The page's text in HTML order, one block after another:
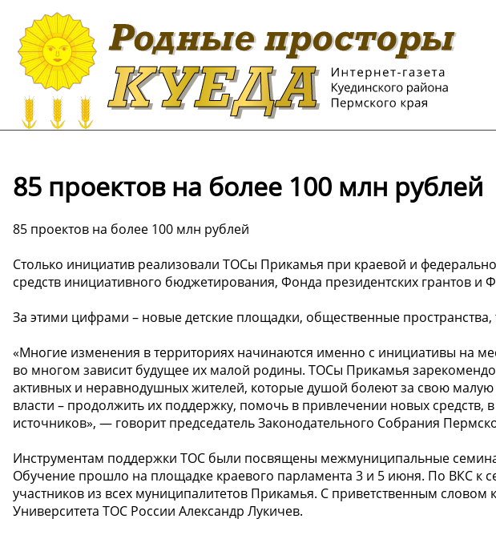
85 проектов на более 100 млн рублей
85 проектов на более 100 млн рублей
Столько инициатив реализовали ТОСы Прикамья при краевой и
средств инициативного бюджетирования, Фонда президентских грантов и
За этими цифрами – новые детские площадки, общественные пространства,
«Многие изменения в территориях начинаются именно с инициативы на
во многом зависит будущее их малой родины. ТОСы Прикамья
активных и неравнодушных жителей, которые душой болеют за свою малую
власти – продолжить их поддержку, помочь в привлечении новых средств,
источников», — говорит председатель Законодательного Собрания
Инструментам поддержки ТОС были посвящены межмуниципальные
Обучение прошло на площадке краевого парламента 3 и 5 июня. По ВКС к
участников из всех муниципалитетов Прикамья. С приветственным словом
Университета ТОС России Александр Лукичев.